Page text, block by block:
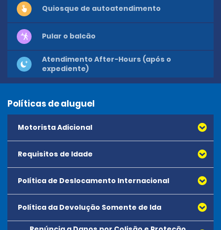
Quiosque de autoatendimento
Pular o balcão
Atendimento After-Hours (após o
expediente)
Políticas de aluguel
Motorista Adicional
Requisitos de Idade
Política de Deslocamento Internacional
Política da Devolução Somente de Ida